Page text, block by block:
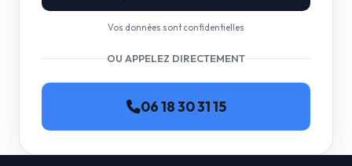
Vos données sont confidentielles
OU APPELEZ DIRECTEMENT
06 18 30 31 15